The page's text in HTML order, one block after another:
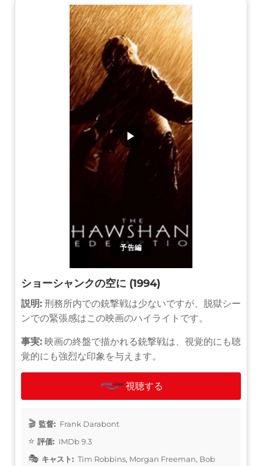
予告編
▶
ショーシャンクの空に (1994)
説明: 刑務所内での銃撃戦は少ないですが、脱獄シー
ンでの緊張感はこの映画のハイライトです。
事実: 映画の終盤で描かれる銃撃戦は、視覚的にも聴
覚的にも強烈な印象を与えます。
視聴する
監督: Frank Darabont
評価: IMDb 9.3
キャスト: Tim Robbins, Morgan Freeman, Bob